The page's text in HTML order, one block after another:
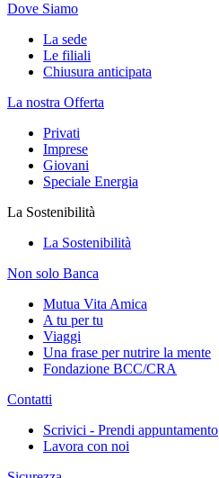
Dove Siamo
La sede
Le filiali
Chiusura anticipata
La nostra Offerta
Privati
Imprese
Giovani
Speciale Energia
La Sostenibilità
La Sostenibilità
Non solo Banca
Mutua Vita Amica
A tu per tu
Viaggi
Una frase per nutrire la mente
Fondazione BCC/CRA
Contatti
Scrivici - Prendi appuntamento
Lavora con noi